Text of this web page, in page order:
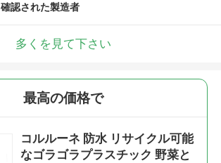
確認された製造者
多くを見て下さい
最高の価格で
コルルーネ 防水 リサイクル可能
なゴラゴラプラスチック 野菜と